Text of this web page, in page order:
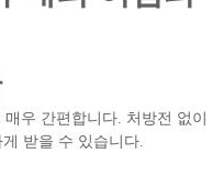
우 간편합니다. 처방전 없이
받을 수 있습니다.